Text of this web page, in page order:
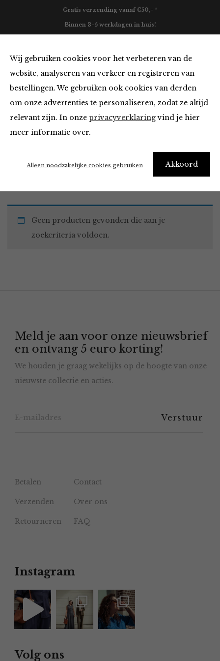
Wij gebruiken cookies voor het verbeteren van de
website, analyseren van verkeer en registreren van
bestellingen. We gebruiken ook cookies van derden
om onze advertenties te personaliseren, zodat ze altijd
relevant zijn. In onze privacyverklaringvind je hier
meer informatie over.
Akkoord
Alleen noodzakelijke cookies gebruiken
Gratis verzending vanaf €50,- *
Binnen 3-5 werkdagen in huis!
Must Haves
Home Winkel Accessoires Must Haves
Geen producten gevonden die aan je
zoekcriteria voldoen.
Meld je aan voor onze nieuwsbrief
en ontvang 5 euro korting!
We houden je graag wekelijks op de hoogte van onze
nieuwste collectie en acties.
Betalen Contact
Verzenden Over ons
Retourneren FAQ
Instagram
Volg ons